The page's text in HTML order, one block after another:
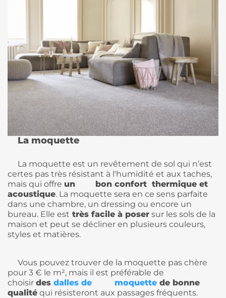
La moquette
La moquette est un revêtement de sol qui n’est
certes pas très résistant à l'humidité et aux taches,
mais qui offre un bon confort thermique et
acoustique. La moquette sera en ce sens parfaite
dans une chambre, un dressing ou encore un
bureau. Elle est très facile à poser sur les sols de la
maison et peut se décliner en plusieurs couleurs,
styles et matières.
Vous pouvez trouver de la moquette pas chère
pour 3 € le m², mais il est préférable de
choisir des dalles de moquette de bonne
qualité qui résisteront aux passages fréquents.